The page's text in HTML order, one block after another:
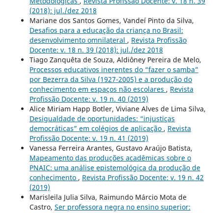
(2018): jul./dez 2018
Mariane dos Santos Gomes, Vandeí Pinto da Silva,
Desafios para a educação da criança no Brasil:
desenvolvimento omnilateral , Revista Profissão
Docente: v. 18 n. 39 (2018): jul./dez 2018
Tiago Zanquêta de Souza, Aldiôney Pereira de Melo,
Processos educativos inerentes do “fazer o samba”
por Bezerra da Silva (1927-2005) e a produção do
conhecimento em espaços não escolares , Revista
Profissão Docente: v. 19 n. 40 (2019)
Alice Miriam Happ Botler, Viviane Alves de Lima Silva,
Desigualdade de oportunidades: “injustiças
democráticas” em colégios de aplicação , Revista
Profissão Docente: v. 19 n. 41 (2019)
Vanessa Ferreira Arantes, Gustavo Araújo Batista,
Mapeamento das produções acadêmicas sobre o
PNAIC: uma análise epistemológica da produção de
conhecimento , Revista Profissão Docente: v. 19 n. 42
(2019)
Marisleila Julia Silva, Raimundo Márcio Mota de
Castro, Ser professora negra no ensino superior: